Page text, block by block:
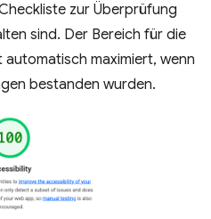
zur Überprüfung
sind. Der Bereich für die
maximiert, wenn
bestanden wurden.